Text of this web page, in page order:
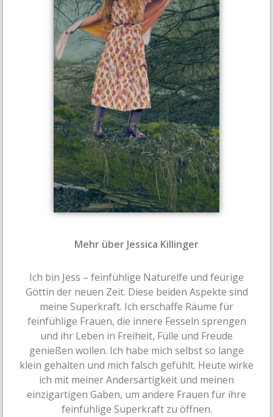
Mehr über Jessica Killinger
Ich bin Jess – feinfühlige Naturelfe und feurige
Göttin der neuen Zeit. Diese beiden Aspekte sind
meine Superkraft. Ich erschaffe Räume für
feinfühlige Frauen, die innere Fesseln sprengen
und ihr Leben in Freiheit, Fülle und Freude
genießen wollen. Ich habe mich selbst so lange
klein gehalten und mich falsch gefühlt. Heute wirke
ich mit meiner Andersartigkeit und meinen
einzigartigen Gaben, um andere Frauen für ihre
feinfühlige Superkraft zu öffnen.